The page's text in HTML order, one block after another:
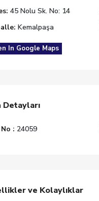
45 Nolu Sk. No: 14
Kemalpaşa
In Google Maps
Detayları
: 24059
ve Kolaylıklar